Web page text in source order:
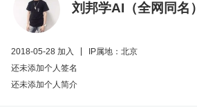
刘邦学AI（全网同名）
2018-05-28 加入
IP属地：北京
还未添加个人签名
还未添加个人简介